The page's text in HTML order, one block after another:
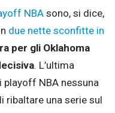
NBA sono, si dice,
due nette sconfitte in
per gli Oklahoma
. L’ultima
playoff NBA nessuna
ribaltare una serie sul